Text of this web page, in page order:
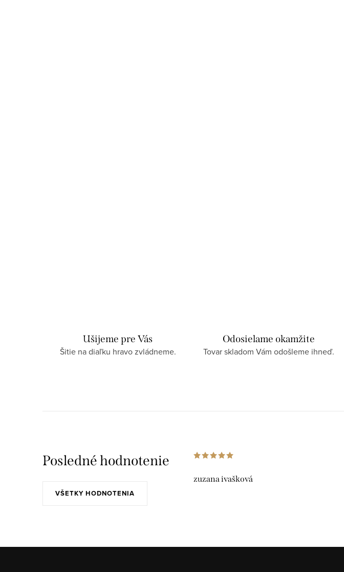
Ušijeme pre Vás
Šitie na diaľku hravo zvládneme.
Odosielame okamžite
Tovar skladom Vám odošleme ihneď.
Posledné hodnotenie
VŠETKY HODNOTENIA
zuzana ivašková